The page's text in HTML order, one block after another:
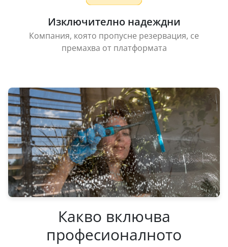
Изключително надеждни
Компания, която пропусне резервация, се
премахва от платформата
Какво включва
професионалното